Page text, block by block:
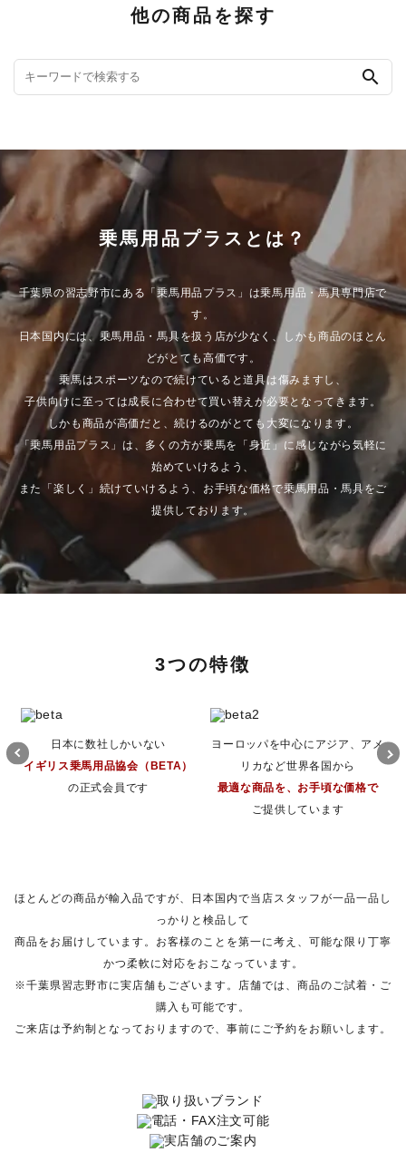
他の商品を探す
search
乗馬用品プラスとは？
千葉県の習志野市にある「乗馬用品プラス」は乗馬用品・馬具専門店で
す。
日本国内には、乗馬用品・馬具を扱う店が少なく、しかも商品のほとん
どがとても高価です。
乗馬はスポーツなので続けていると道具は傷みますし、
子供向けに至っては成長に合わせて買い替えが必要となってきます。
しかも商品が高価だと、続けるのがとても大変になります。
「乗馬用品プラス」は、多くの方が乗馬を「身近」に感じながら気軽に
始めていけるよう、
また「楽しく」続けていけるよう、お手頃な価格で乗馬用品・馬具をご
提供しております。
3つの特徴
日本に数社しかいない
イギリス乗馬用品協会（BETA）
の正式会員です
ヨーロッパを中心にアジア、アメ
リカなど世界各国から
最適な商品を、お手頃な価格で
ご提供しています
ほとんどの商品が輸入品ですが、日本国内で当店スタッフが一品一品し
っかりと検品して
商品をお届けしています。お客様のことを第一に考え、可能な限り丁寧
かつ柔軟に対応をおこなっています。
※千葉県習志野市に実店舗もございます。店舗では、商品のご試着・ご
購入も可能です。
ご来店は予約制となっておりますので、事前にご予約をお願いします。